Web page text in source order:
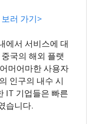
러 가기>
에서 서비스에 대
국의 해외 플랫
머어마한 사용자
인구의 내수 시
IT 기업들은 빠른
습니다.